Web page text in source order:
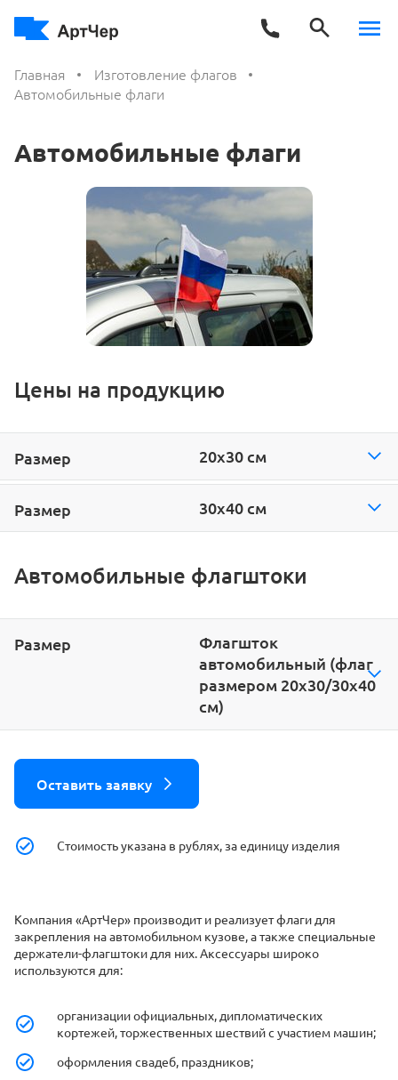
Главная
Изготовление флагов
Автомобильные флаги
Автомобильные флаги
Цены на продукцию
20х30 см
30х40 см
Автомобильные флагштоки
Флагшток
автомобильный (флаг
размером 20х30/30х40
см)
Оставить заявку
Стоимость указана в рублях, за единицу изделия
Компания «АртЧер» производит и реализует флаги для
закрепления на автомобильном кузове, а также специальные
держатели-флагштоки для них. Аксессуары широко
используются для:
организации официальных, дипломатических
кортежей, торжественных шествий с участием машин;
оформления свадеб, праздников;